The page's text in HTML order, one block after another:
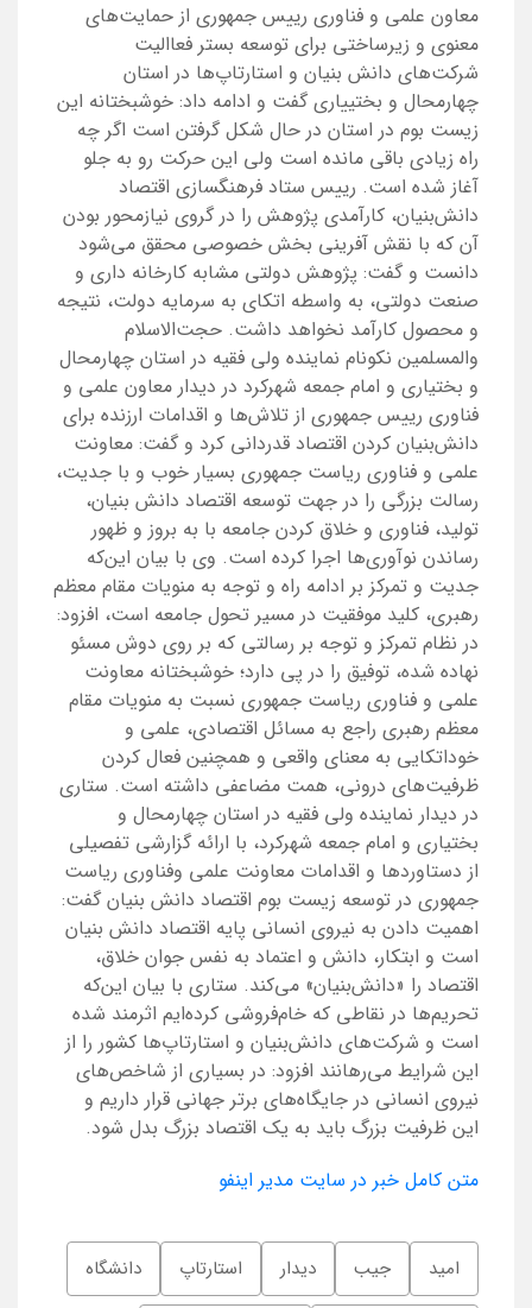
معاون علمی و فناوری رییس جمهوری از حمایت‌های
معنوی و زیرساختی برای توسعه بستر فعاالیت
شرکت‌های دانش بنیان و استارتاپ‌ها در استان
چهارمحال و بختییاری گفت و ادامه داد: خوشبختانه این
زیست بوم در استان در حال شکل گرفتن است اگر چه
راه زیادی باقی مانده است ولی این حرکت رو به جلو
آغاز شده است. رییس ستاد فرهنگسازی اقتصاد
دانش‌بنیان، کارآمدی پژوهش را در گروی نیازمحور بودن
آن که با نقش آفرینی بخش خصوصی محقق می‌شود
دانست و گفت: پژوهش دولتی مشابه کارخانه داری و
صنعت دولتی، به واسطه اتکای به سرمایه دولت، نتیجه
و محصول کارآمد نخواهد داشت. حجت‌الاسلام
والمسلمین نکونام نماینده ولی فقیه در استان چهارمحال
و بختیاری و امام جمعه شهرکرد در دیدار معاون علمی و
فناوری رییس جمهوری از تلاش‌ها و اقدامات ارزنده برای
دانش‌بنیان کردن اقتصاد قدردانی کرد و گفت: معاونت
علمی و فناوری ریاست جمهوری بسیار خوب و با جدیت،
رسالت بزرگی را در جهت توسعه اقتصاد دانش بنیان،
تولید، فناوری و خلاق کردن جامعه با به بروز و ظهور
رساندن نوآوری‌ها اجرا کرده است. وی با بیان این‌که
جدیت و تمرکز بر ادامه راه و توجه به منویات مقام معظم
رهبری، کلید موفقیت در مسیر تحول جامعه است، افزود:
در نظام تمرکز و توجه بر رسالتی که بر روی دوش مسئو
نهاده شده، توفیق را در پی دارد؛ خوشبختانه معاونت
علمی و فناوری ریاست جمهوری نسبت به منویات مقام
معظم رهبری راجع به مسائل اقتصادی، علمی و
خوداتکایی به معنای واقعی و همچنین فعال کردن
ظرفیت‌های درونی، همت مضاعفی داشته است. ستاری
در دیدار نماینده ولی فقیه در استان چهارمحال و
بختیاری و امام جمعه شهرکرد، با ارائه گزارشی تفصیلی
از دستاوردها و اقدامات معاونت علمی وفناوری ریاست
جمهوری در توسعه زیست بوم اقتصاد دانش بنیان گفت:
اهمیت دادن به نیروی انسانی پایه اقتصاد دانش بنیان
است و ابتکار، دانش و اعتماد به نفس جوان خلاق،
اقتصاد را «دانش‌بنیان» می‌کند. ستاری با بیان این‌که
تحریم‌ها در نقاطی که خام‌فروشی کرده‌ایم اثرمند شده
است و شرکت‌های دانش‌بنیان و استارتاپ‌ها کشور را از
این شرایط می‌رهانند افزود: در بسیاری از شاخص‌های
نیروی انسانی در جایگاه‌های برتر جهانی قرار داریم و
این ظرفیت بزرگ باید به یک اقتصاد بزرگ بدل شود.
متن کامل خبر در سایت مدیر اینفو
امید جیب دیدار استارتاپ دانشگاه